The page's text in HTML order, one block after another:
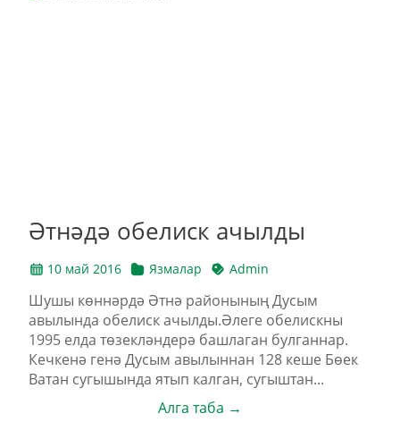
Әтнәдә обелиск ачылды
10 май 2016 Язмалар Admin
Шушы көннәрдә Әтнә районының Дусым
авылында обелиск ачылды.Әлеге обелискны
1995 елда төзекләндерә башлаган булганнар.
Кечкенә генә Дусым авылыннан 128 кеше Бөек
Ватан сугышында ятып калган, сугыштан...
Алга таба →